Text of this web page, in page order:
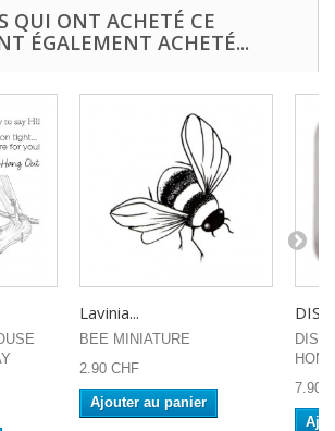
QUI ONT ACHETÉ CE
ÉGALEMENT ACHETÉ...
Lavinia...
BEE MINIATURE
2.90 CHF
Ajouter au panier
7.90